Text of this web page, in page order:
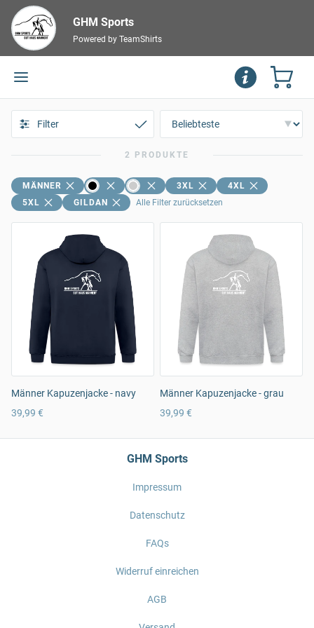
GHM Sports
Powered by TeamShirts
Filter
2 PRODUKTE
MÄNNER 3XL
4XL
5XL
GILDAN Alle Filter zurücksetzen
Männer Kapuzenjacke - navy
39,99 €
Männer Kapuzenjacke - grau
39,99 €
GHM Sports
Impressum
Datenschutz
FAQs
Widerruf einreichen
AGB